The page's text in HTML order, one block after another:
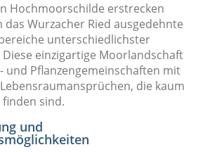
Hochmoorschilde erstrecken
Wurzacher Ried ausgedehnte
unterschiedlichster
einzigartige Moorlandschaft
und Pflanzengemeinschaften mit
die kaum
sind.
und